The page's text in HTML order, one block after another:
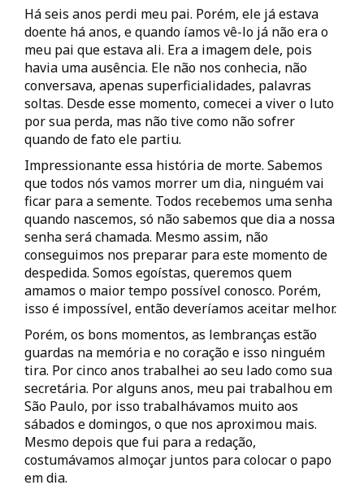
Há seis anos perdi meu pai. Porém, ele já estava
doente há anos, e quando íamos vê-lo já não era o
meu pai que estava ali. Era a imagem dele, pois
havia uma ausência. Ele não nos conhecia, não
conversava, apenas superficialidades, palavras
soltas. Desde esse momento, comecei a viver o luto
por sua perda, mas não tive como não sofrer
quando de fato ele partiu.
Impressionante essa história de morte. Sabemos
que todos nós vamos morrer um dia, ninguém vai
ficar para a semente. Todos recebemos uma senha
quando nascemos, só não sabemos que dia a nossa
senha será chamada. Mesmo assim, não
conseguimos nos preparar para este momento de
despedida. Somos egoístas, queremos quem
amamos o maior tempo possível conosco. Porém,
isso é impossível, então deveríamos aceitar melhor.
Porém, os bons momentos, as lembranças estão
guardas na memória e no coração e isso ninguém
tira. Por cinco anos trabalhei ao seu lado como sua
secretária. Por alguns anos, meu pai trabalhou em
São Paulo, por isso trabalhávamos muito aos
sábados e domingos, o que nos aproximou mais.
Mesmo depois que fui para a redação,
costumávamos almoçar juntos para colocar o papo
em dia.